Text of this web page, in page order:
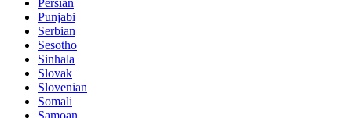
Punjabi
Serbian
Sesotho
Sinhala
Slovak
Slovenian
Somali
Samoan